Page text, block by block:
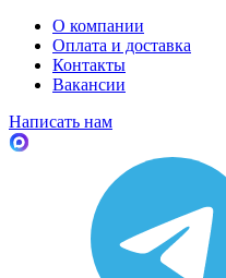
О компании
Оплата и доставка
Контакты
Вакансии
Написать нам